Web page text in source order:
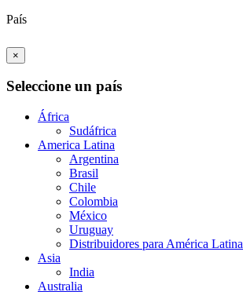
País
×
Seleccione un país
África
Sudáfrica
America Latina
Argentina
Brasil
Chile
Colombia
México
Uruguay
Distribuidores para América Latina
Asia
India
Australia